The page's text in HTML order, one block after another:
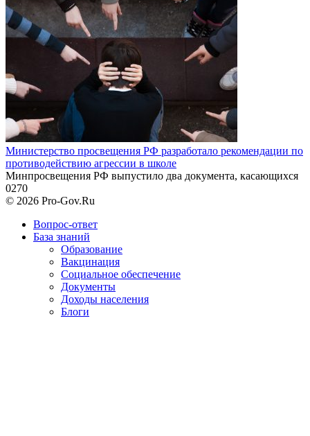
Министерство просвещения РФ разработало рекомендации по
противодействию агрессии в школе
Минпросвещения РФ выпустило два документа, касающихся
0270
© 2026 Pro-Gov.Ru
Вопрос-ответ
База знаний
Образование
Вакцинация
Социальное обеспечение
Документы
Доходы населения
Блоги